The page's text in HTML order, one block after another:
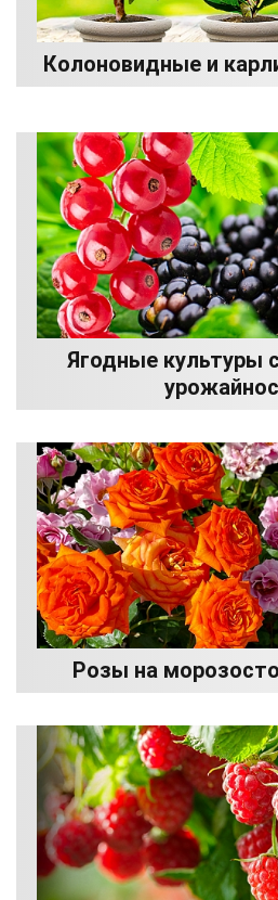
Колоновидные и
Ягодные культуры
Розы на